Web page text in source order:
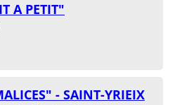
A PETIT"
- SAINT-YRIEIX